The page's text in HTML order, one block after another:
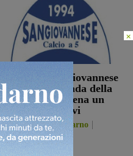
La Futsal Sangiovannese
ha scelto la strada della
continuità, appena un
paio i volti nuovi
San Giovanni Valdarno
6 Agosto 2026
×